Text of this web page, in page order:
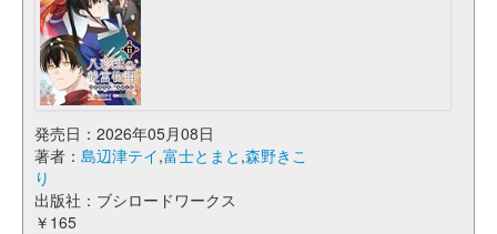
発売日：2026年05月08日
著者： 島辺津テイ,富士とまと ,森野きこ
り
出版社：ブシロードワークス
￥165